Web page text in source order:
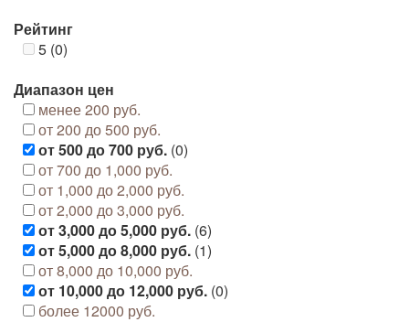
Рейтинг
5 (0)
Диапазон цен
менее 200 руб.
от 200 до 500 руб.
от 500 до 700 руб. (0)
от 700 до 1,000 руб.
от 1,000 до 2,000 руб.
от 2,000 до 3,000 руб.
от 3,000 до 5,000 руб. (6)
от 5,000 до 8,000 руб. (1)
от 8,000 до 10,000 руб.
от 10,000 до 12,000 руб. (0)
более 12000 руб.